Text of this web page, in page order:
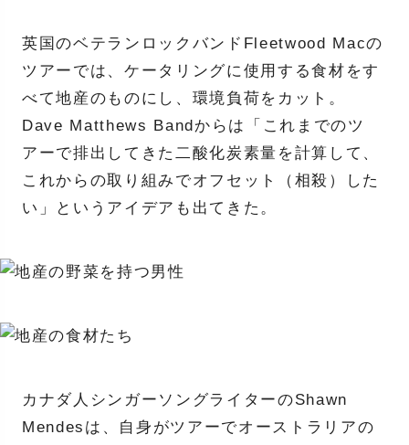
英国のベテランロックバンドFleetwood Macの
ツアーでは、ケータリングに使用する食材をす
べて地産のものにし、環境負荷をカット。
Dave Matthews Bandからは「これまでのツ
アーで排出してきた二酸化炭素量を計算して、
これからの取り組みでオフセット（相殺）した
い」というアイデアも出てきた。
カナダ人シンガーソングライターのShawn
Mendesは、自身がツアーでオーストラリアの